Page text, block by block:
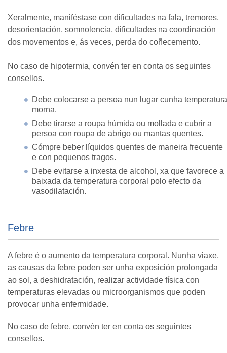
Xeralmente, maniféstase con dificultades na fala, tremores,
desorientación, somnolencia, dificultades na coordinación
dos movementos e, ás veces, perda do coñecemento.
No caso de hipotermia, convén ter en conta os seguintes
consellos.
Debe colocarse a persoa nun lugar cunha temperatura
morna.
Debe tirarse a roupa húmida ou mollada e cubrir a
persoa con roupa de abrigo ou mantas quentes.
Cómpre beber líquidos quentes de maneira frecuente
e con pequenos tragos.
Debe evitarse a inxesta de alcohol, xa que favorece a
baixada da temperatura corporal polo efecto da
vasodilatación.
Febre
A febre é o aumento da temperatura corporal. Nunha viaxe,
as causas da febre poden ser unha exposición prolongada
ao sol, a deshidratación, realizar actividade física con
temperaturas elevadas ou microorganismos que poden
provocar unha enfermidade.
No caso de febre, convén ter en conta os seguintes
consellos.